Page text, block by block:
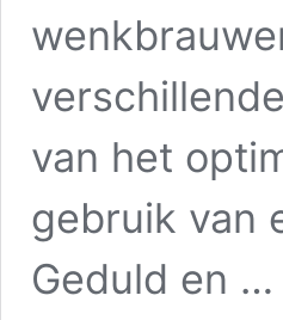
van het
gebruik van
Geduld en …